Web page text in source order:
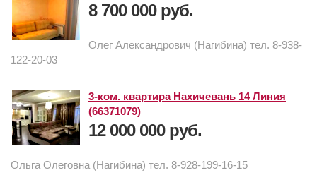
8 700 000 руб.
Олег Александрович (Нагибина) тел. 8-938-
122-20-03
3-ком. квартира Нахичевань 14 Линия
(66371079)
12 000 000 руб.
Ольга Олеговна (Нагибина) тел. 8-928-199-16-15